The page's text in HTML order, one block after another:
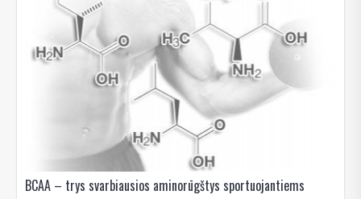
BCAA – trys svarbiausios aminorūgštys sportuojantiems